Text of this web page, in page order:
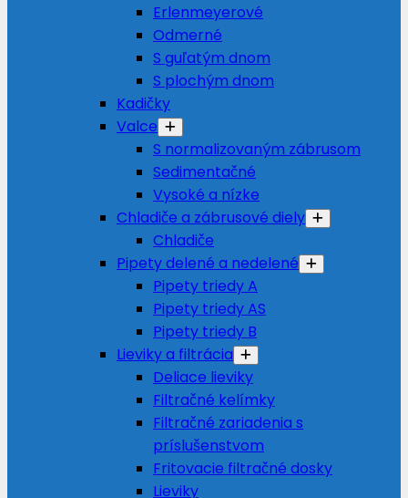
Erlenmeyerové
Odmerné
S guľatým dnom
S plochým dnom
Kadičky
Valce
S normalizovaným zábrusom
Sedimentačné
Vysoké a nízke
Chladiče a zábrusové diely
Chladiče
Pipety delené a nedelené
Pipety triedy A
Pipety triedy AS
Pipety triedy B
Lieviky a filtrácia
Deliace lieviky
Filtračné kelímky
Filtračné zariadenia s
príslušenstvom
Fritovacie filtračné dosky
Lieviky